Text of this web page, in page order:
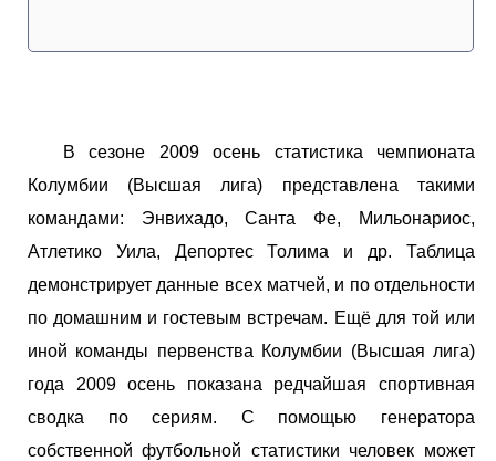
В сезоне 2009 осень статистика чемпионата
Колумбии (Высшая лига) представлена такими
командами: Энвихадо, Санта Фе, Мильонариос,
Атлетико Уила, Депортес Толима и др. Таблица
демонстрирует данные всех матчей, и по отдельности
по домашним и гостевым встречам. Ещё для той или
иной команды первенства Колумбии (Высшая лига)
года 2009 осень показана редчайшая спортивная
сводка по сериям. С помощью генератора
собственной футбольной статистики человек может